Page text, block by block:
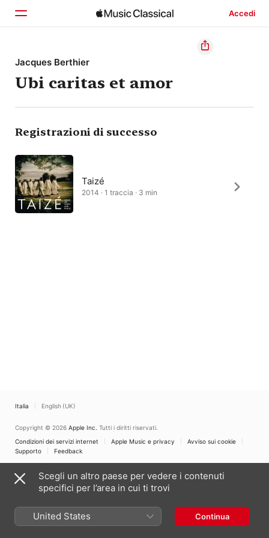
Accedi
Home
Scopri
Cerca
Jacques Berthier
Ubi caritas et amor
Registrazioni di successo
Taizé
2014 · 1 traccia · 3 min
Italia English (UK)
Copyright © 2026 Apple Inc. Tutti i diritti riservati.
Condizioni dei servizi internet
Apple Music e privacy
Avviso sui cookie
Supporto
Feedback
Scegli un altro paese per vedere i contenuti
specifici per l’area in cui ti trovi
United States Continua